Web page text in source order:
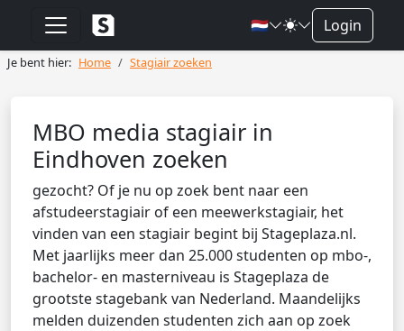
🇳🇱 Login
Je bent hier: Home Stagiair zoeken
MBO media stagiair in
Eindhoven zoeken
gezocht? Of je nu op zoek bent naar een
afstudeerstagiair of een meewerkstagiair, het
vinden van een stagiair begint bij Stageplaza.nl.
Met jaarlijks meer dan 25.000 studenten op mbo-,
bachelor- en masterniveau is Stageplaza de
grootste stagebank van Nederland. Maandelijks
melden duizenden studenten zich aan op zoek